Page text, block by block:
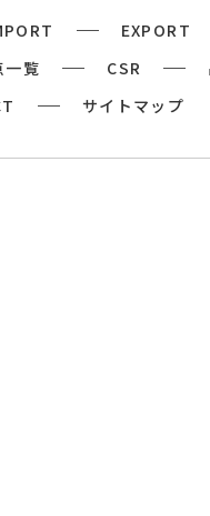
EXPORT
一覧
CSR
サイトマップ